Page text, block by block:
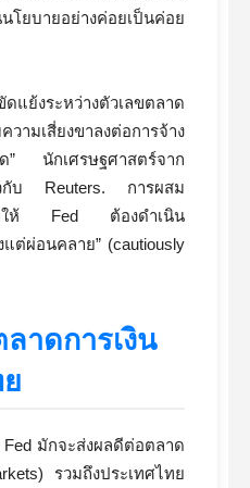
โยบายอย่างค่อยเป็นค่อย
แย้งระหว่างตัวเลขตลาด
ามเสี่ยงขาลงต่อการจ้าง
ด” นักเศรษฐศาสตร์จาก
วกับ Reuters. การผสม
ำให้ Fed ต้องดำเนิน
ต่ผ่อนคลาย” (cautiously
าดการเงิน
มักจะส่งผลดีต่อตลาด
รวมถึงประเทศไทย